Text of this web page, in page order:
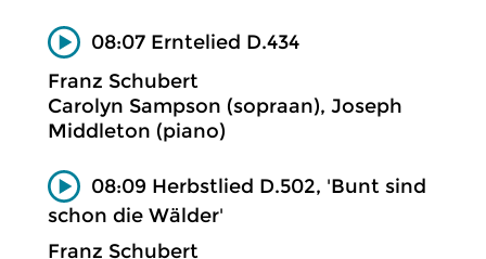
08:07 Erntelied D.434
Franz Schubert
Carolyn Sampson (sopraan), Joseph
Middleton (piano)
08:09 Herbstlied D.502, 'Bunt sind
schon die Wälder'
Franz Schubert